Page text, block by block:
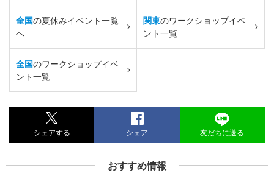
全国の夏休みイベント一覧
へ
関東のワークショップイベ
ント一覧
全国のワークショップイベ
ント一覧
シェアする シェア 友だちに送る
おすすめ情報